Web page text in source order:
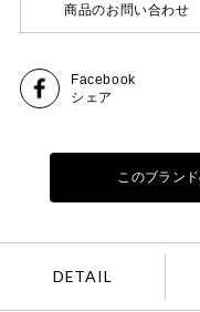
商品のお問い合わせ
Facebook
シェア
このブラン
DETAIL